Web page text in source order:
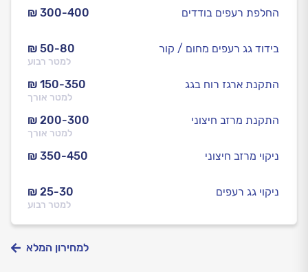
₪ 300-400 החלפת רעפים בודדים
₪ 50-80
למטר רבוע
בידוד גג רעפים מחום / קור
₪ 150-350
למטר אורך
התקנת ארגז רוח בגג
₪ 200-300
למטר אורך
התקנת מרזב חיצוני
₪ 350-450 ניקוי מרזב חיצוני
₪ 25-30
למטר רבוע
ניקוי גג רעפים
למחירון המלא